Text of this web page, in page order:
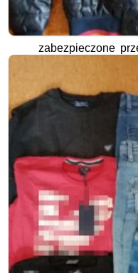
zabezpieczone